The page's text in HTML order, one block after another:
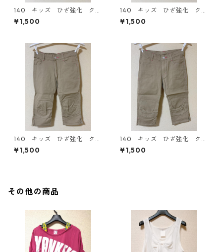
140 キッズ ひざ強化 クロ
ップドパンツ ベージュ KA
E-3075
¥1,500
140 キッズ ひざ強化 クロ
ップドパンツ ベージュ KA
E-3074
¥1,500
140 キッズ ひざ強化 クロ
ップドパンツ ベージュ KA
E-3072
¥1,500
140 キッズ ひざ強化 クロ
ップドパンツ ベージュ KA
E-3071
¥1,500
その他の商品